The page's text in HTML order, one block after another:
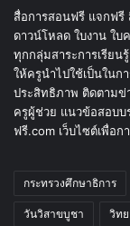
สื่อการสอนฟรี แจกฟรี
ดาวน์โหลด ใบงาน ใ
ทุกกลุ่มสาระการเรียน
ให้ครูนำไปใช้เป็นในก
ประสิทธิภาพ ติดตามข่
ครูผู้ช่วย แนวข้อสอบ
ฟรี.com เว็บไซต์เพื่อ
กระทรวงศึกษาธิการ
วันวิสาขบูชา วิท